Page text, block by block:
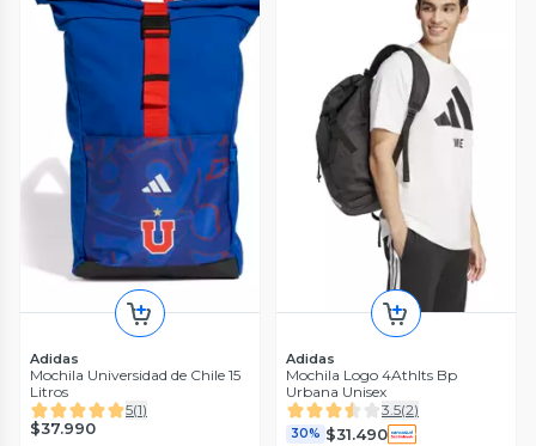
Adidas
Mochila Universidad de Chile 15
Litros
5(1)
$37.990
Adidas
Mochila Logo 4Athlts Bp
Urbana Unisex
3.5(2)
30% $31.490